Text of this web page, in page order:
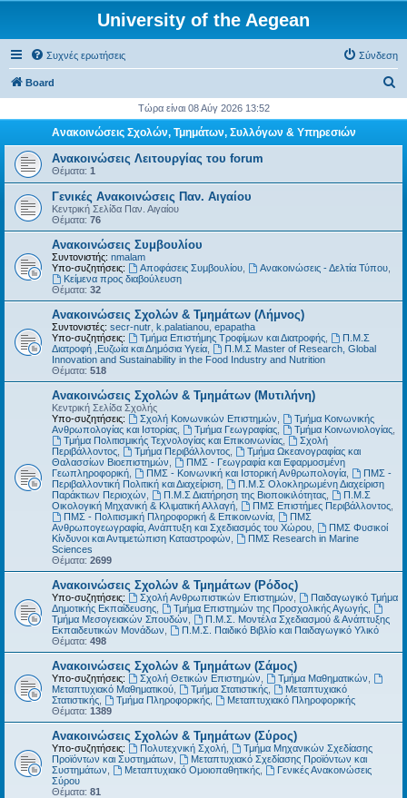
University of the Aegean
Συχνές ερωτήσεις Σύνδεση
Board
ζ
σ
Τώρα είναι 08 Αύγ 2026 13:52
Ανακοινώσεις Σχολών, Τμημάτων, Συλλόγων & Υπηρεσιών
Ανακοινώσεις Λειτουργίας του forum
Θέματα: 1
Γενικές Ανακοινώσεις Παν. Αιγαίου
Κεντρική Σελίδα Παν. Αιγαίου
Θέματα: 76
Ανακοινώσεις Συμβουλίου
Συντονιστής: nmalam
Υπο-συζητήσεις:
Αποφάσεις Συμβουλίου, Ανακοινώσεις - Δελτία Τύπου,
Kείμενα προς διαβούλευση
Θέματα: 32
Ανακοινώσεις Σχολών & Τμημάτων (Λήμνος)
Συντονιστές: secr-nutr k.palatianou epapatha
Υπο-συζητήσεις:
Τμήμα Επιστήμης Τροφίμων και Διατροφής,
Π.Μ.Σ
Διατροφή ,Ευζωία και Δημόσια Υγεία
Π.Μ.Σ Master of Research, Global
Innovation and Sustainability in the Food Industry and Nutrition
Θέματα: 518
Ανακοινώσεις Σχολών & Τμημάτων (Μυτιλήνη)
Κεντρική Σελίδα Σχολής
Υπο-συζητήσεις:
Σχολή Κοινωνικών Επιστημών
Τμήμα Κοινωνικής
Ανθρωπολογίας και Ιστορίας
Τμήμα Γεωγραφίας, Τμήμα Κοινωνιολογίας,
Τμήμα Πολιτισμικής Τεχνολογίας και Επικοινωνίας,
Σχολή
Περιβάλλοντος
Τμήμα Περιβάλλοντος,
Τμήμα Ωκεανογραφίας και
Θαλασσίων Βιοεπιστημών
ΠΜΣ - Γεωγραφία και Εφαρμοσμένη
Γεωπληροφορική
ΠΜΣ - Κοινωνική και Ιστορική Ανθρωπολογία,
ΠΜΣ -
Περιβαλλοντική Πολιτική και Διαχείριση
Π.Μ.Σ Ολοκληρωμένη Διαχείριση
Παράκτιων Περιοχών
Π.Μ.Σ Διατήρηση της Βιοποικιλότητας,
Π.Μ.Σ
Οικολογική Μηχανική & Κλιματική Αλλαγή
ΠΜΣ Επιστήμες Περιβάλλοντος,
ΠΜΣ - Πολιτισμική Πληροφορική & Επικοινωνία,
ΠΜΣ
Ανθρωπογεωγραφία, Ανάπτυξη και Σχεδιασμός του Χώρου
ΠΜΣ Φυσικοί
Κίνδυνοι και Αντιμετώπιση Καταστροφών
ΠΜΣ Research in Marine
Sciences
Θέματα: 2699
Ανακοινώσεις Σχολών & Τμημάτων (Ρόδος)
Υπο-συζητήσεις: Σχολή Ανθρωπιστικών Επιστημών
Παιδαγωγικό Τμήμα
Δημοτικής Εκπαίδευσης
Τμήμα Επιστημών της Προσχολικής Αγωγής,
Τμήμα Μεσογειακών Σπουδών
Π.Μ.Σ. Μοντέλα Σχεδιασμού & Ανάπτυξης
Εκπαιδευτικών Μονάδων
Π.Μ.Σ. Παιδικό Βιβλίο και Παιδαγωγικό Υλικό
Θέματα: 498
Ανακοινώσεις Σχολών & Τμημάτων (Σάμος)
Υπο-συζητήσεις: Σχολή Θετικών Επιστημών Τμήμα Μαθηματικών
Μεταπτυχιακό Μαθηματικού
Τμήμα Στατιστικής,
Μεταπτυχιακό
Στατιστικής
Τμήμα Πληροφορικής,
Μεταπτυχιακό Πληροφορικής
Θέματα: 1389
Ανακοινώσεις Σχολών & Τμημάτων (Σύρος)
Υπο-συζητήσεις: Πολυτεχνική Σχολή,
Τμήμα Μηχανικών Σχεδίασης
Προϊόντων και Συστημάτων
Μεταπτυχιακό Σχεδίασης Προϊόντων και
Συστημάτων
Μεταπτυχιακό Ομοιοπαθητικής,
Γενικές Ανακοινώσεις
Σύρου
Θέματα: 81